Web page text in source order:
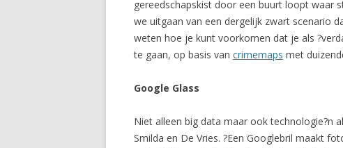
gereedschapskist door een buurt loopt waar
we uitgaan van een dergelijk zwart scenario
weten hoe je kunt voorkomen dat je als
te gaan, op basis van crimemaps met
Google Glass
Niet alleen big data maar ook technologie?n
Smilda en De Vries. ?Een Googlebril maakt